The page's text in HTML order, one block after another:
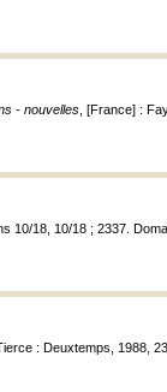
- nouvelles , [France] :
10/18, 10/18 ; 2337.
: Deuxtemps, 1988,